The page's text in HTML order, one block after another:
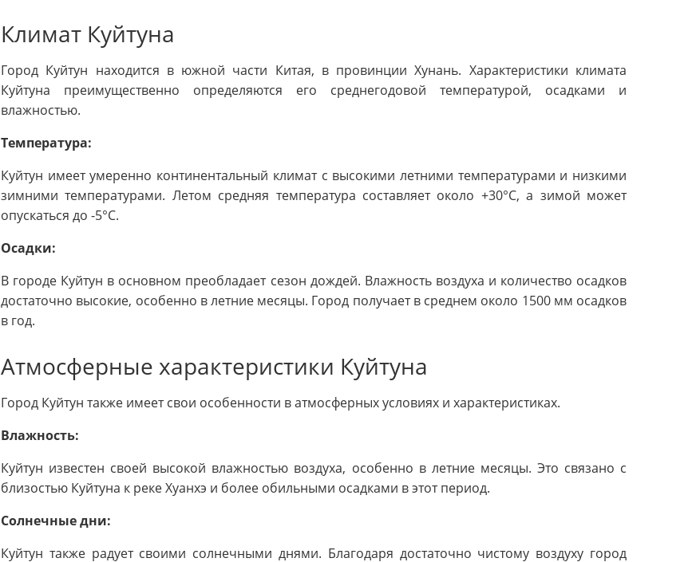
Климат Куйтуна
Город Куйтун находится в южной части Китая, в провинции Хунань. Характеристики климата
Куйтуна преимущественно определяются его среднегодовой температурой, осадками и
влажностью.
Температура:
Куйтун имеет умеренно континентальный климат с высокими летними температурами и низкими
зимними температурами. Летом средняя температура составляет около +30°C, а зимой может
опускаться до -5°C.
Осадки:
В городе Куйтун в основном преобладает сезон дождей. Влажность воздуха и количество осадков
достаточно высокие, особенно в летние месяцы. Город получает в среднем около 1500 мм осадков
в год.
Атмосферные характеристики Куйтуна
Город Куйтун также имеет свои особенности в атмосферных условиях и характеристиках.
Влажность:
Куйтун известен своей высокой влажностью воздуха, особенно в летние месяцы. Это связано с
близостью Куйтуна к реке Хуанхэ и более обильными осадками в этот период.
Солнечные дни:
Куйтун также радует своими солнечными днями. Благодаря достаточно чистому воздуху город